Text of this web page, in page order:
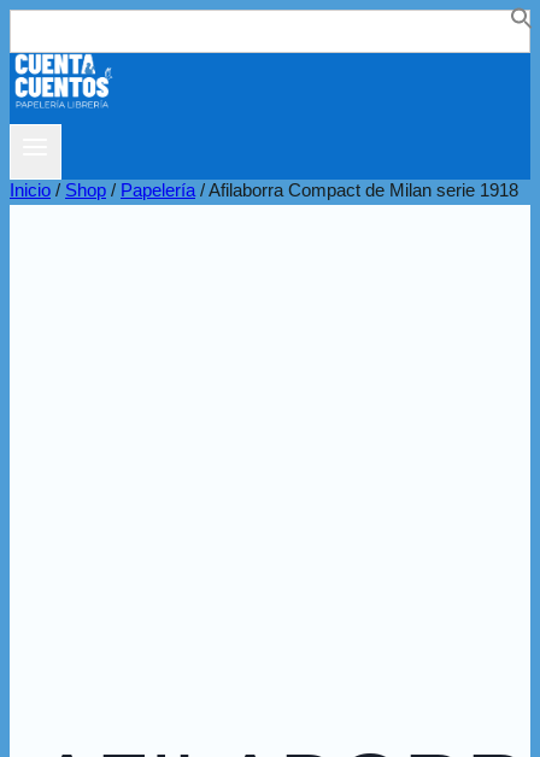
Buscar:
Inicio / Shop / Papelería /Afilaborra Compact de Milan serie 1918